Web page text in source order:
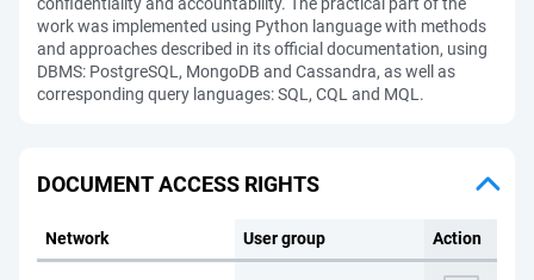
work was implemented using Python language with methods
and approaches described in its official documentation, using
DBMS: PostgreSQL, MongoDB and Cassandra, as well as
corresponding query languages: SQL, CQL and MQL.
DOCUMENT ACCESS RIGHTS
Network User group Action